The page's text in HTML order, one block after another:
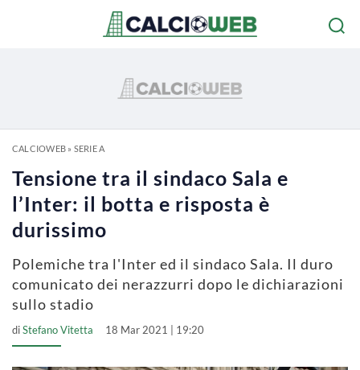
CALCIOWEB» SERIE A
Tensione tra il sindaco Sala e
l’Inter: il botta e risposta è
durissimo
Polemiche tra l'Inter ed il sindaco Sala. Il duro
comunicato dei nerazzurri dopo le dichiarazioni
sullo stadio
diStefano Vitetta 18 Mar 2021 | 19:20